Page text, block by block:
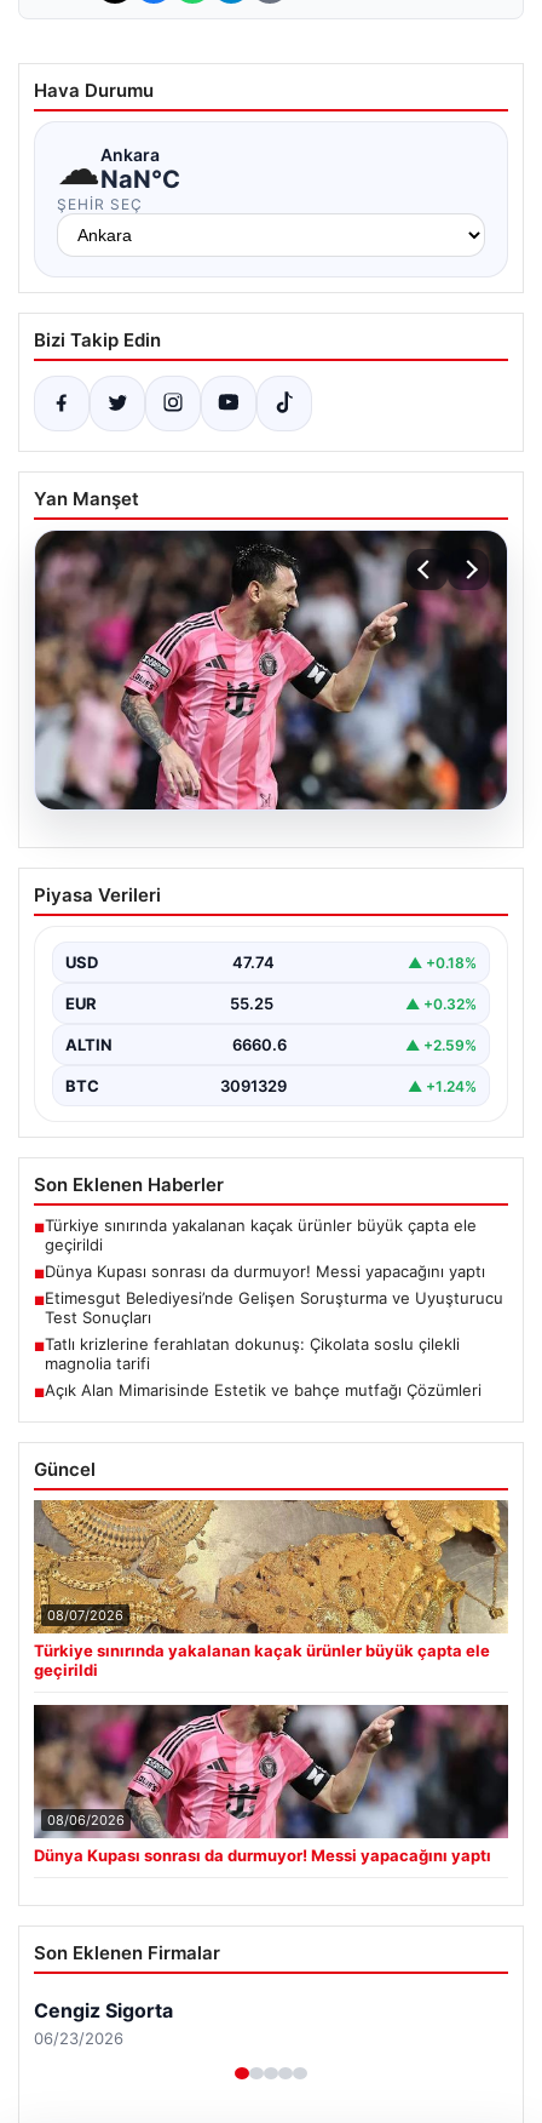
Hava Durumu
☁Ankara
NaN°C
ŞEHIR SEÇ
Bizi Takip Edin
Yan Manşet
06.08.2026
Dünya Kupası sonrası da durmuyor!
Messi yapacağını yaptı
Piyasa Verileri
USD 47.74 ▲ +0.18%
EUR 55.25 ▲ +0.32%
ALTIN 6660.6 ▲ +2.59%
BTC 3091329 ▲ +1.24%
Son Eklenen Haberler
■Türkiye sınırında yakalanan kaçak ürünler büyük çapta ele
geçirildi
■Dünya Kupası sonrası da durmuyor! Messi yapacağını yaptı
■Etimesgut Belediyesi’nde Gelişen Soruşturma ve Uyuşturucu
Test Sonuçları
■Tatlı krizlerine ferahlatan dokunuş: Çikolata soslu çilekli
magnolia tarifi
■Açık Alan Mimarisinde Estetik ve bahçe mutfağı Çözümleri
Güncel
08/07/2026
Türkiye sınırında yakalanan kaçak ürünler büyük çapta ele
geçirildi
08/06/2026
Dünya Kupası sonrası da durmuyor! Messi yapacağını yaptı
Son Eklenen Firmalar
Cengiz Sigorta
06/23/2026